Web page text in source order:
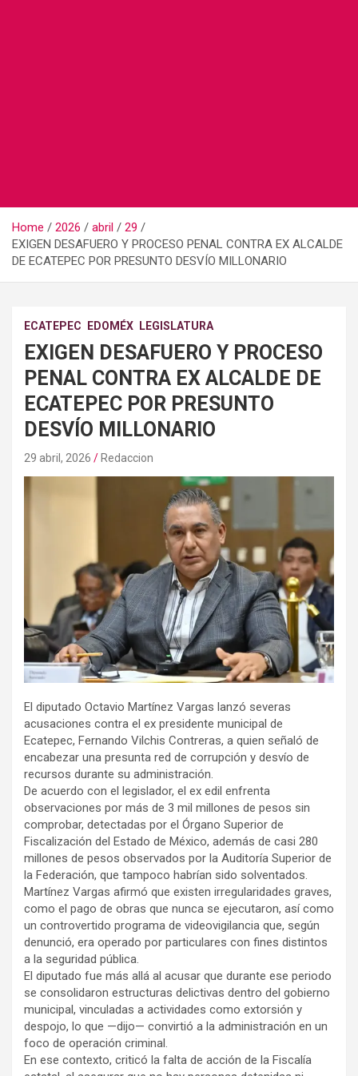
Home 2026 abril
29
EXIGEN DESAFUERO Y PROCESO PENAL CONTRA EX ALCALDE
DE ECATEPEC POR PRESUNTO DESVÍO MILLONARIO
ECATEPEC EDOMÉX LEGISLATURA
EXIGEN DESAFUERO Y PROCESO
PENAL CONTRA EX ALCALDE DE
ECATEPEC POR PRESUNTO
DESVÍO MILLONARIO
29 abril, 2026 Redaccion
El diputado Octavio Martínez Vargas lanzó severas
acusaciones contra el ex presidente municipal de
Ecatepec, Fernando Vilchis Contreras, a quien señaló de
encabezar una presunta red de corrupción y desvío de
recursos durante su administración.
De acuerdo con el legislador, el ex edil enfrenta
observaciones por más de 3 mil millones de pesos sin
comprobar, detectadas por el Órgano Superior de
Fiscalización del Estado de México, además de casi 280
millones de pesos observados por la Auditoría Superior de
la Federación, que tampoco habrían sido solventados.
Martínez Vargas afirmó que existen irregularidades graves,
como el pago de obras que nunca se ejecutaron, así como
un controvertido programa de videovigilancia que, según
denunció, era operado por particulares con fines distintos
a la seguridad pública.
El diputado fue más allá al acusar que durante ese periodo
se consolidaron estructuras delictivas dentro del gobierno
municipal, vinculadas a actividades como extorsión y
despojo, lo que —dijo— convirtió a la administración en un
foco de operación criminal.
En ese contexto, criticó la falta de acción de la Fiscalía